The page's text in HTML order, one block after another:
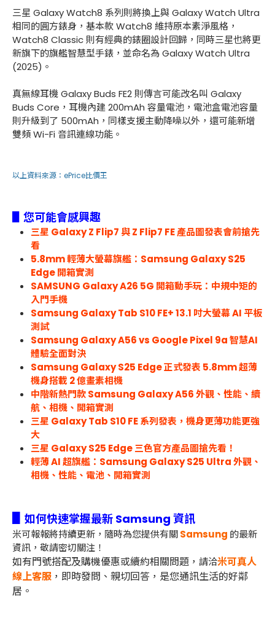
三星 Galaxy Watch8 系列則將換上與 Galaxy Watch Ultra
相同的圓方錶身，基本款 Watch8 維持原本素淨風格，
Watch8 Classic 則有經典的錶圈設計回歸，同時三星也將更
新旗下的旗艦智慧型手錶，並命名為 Galaxy Watch Ultra
(2025)。
真無線耳機 Galaxy Buds FE2 則傳言可能改名叫 Galaxy
Buds Core，耳機內建 200mAh 容量電池，電池盒電池容量
則升級到了 500mAh，同樣支援主動降噪以外，還可能新增
雙頻 Wi-Fi 音訊連線功能。
以上資料來源： ePrice比價王
▋您可能會感興趣
三星 Galaxy Z Flip7 與 Z Flip7 FE 產品圖發表會前搶先
看
5.8mm 輕薄大螢幕旗艦：Samsung Galaxy S25
Edge 開箱實測
SAMSUNG Galaxy A26 5G 開箱動手玩：中規中矩的
入門手機
Samsung Galaxy Tab S10 FE+ 13.1 吋大螢幕 AI 平板
測試
Samsung Galaxy A56 vs Google Pixel 9a 智慧AI
體驗全面對決
Samsung Galaxy S25 Edge 正式發表 5.8mm 超薄
機身搭載 2 億畫素相機
中階新熱門款 Samsung Galaxy A56 外觀、性能、續
航、相機、開箱實測
三星 Galaxy Tab S10 FE 系列發表，機身更薄功能更強
大
三星 Galaxy S25 Edge 三色官方產品圖搶先看！
輕薄 AI 超旗艦：Samsung Galaxy S25 Ultra 外觀、
相機、性能、電池、開箱實測
如何快速掌握最新 Samsung 資訊
米可報報將持續更新，隨時為您提供有關Samsung 的最新
資訊，敬請密切關注！
如有門號搭配及購機優惠或續約相關問題， 請洽米可真人
線上客服 ，即時發問、親切回答，是您通訊生活的好鄰
居。